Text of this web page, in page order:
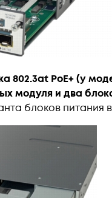
802.3at PoE+ (у
модуля и два
блоков питания